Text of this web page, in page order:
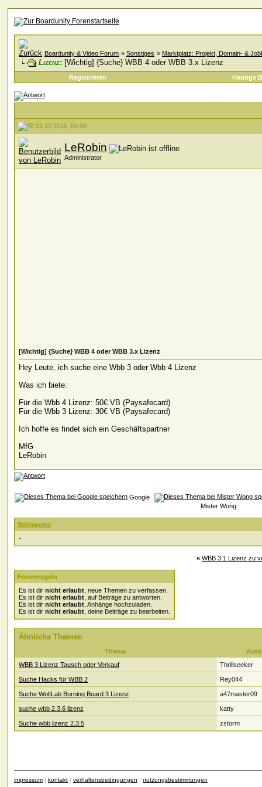
Boardunity & Video Forum » Sonstiges » Marktplatz: Projekt, Domain- &
Lizenz: [Wichtig] {Suche} WBB 4 oder WBB 3.x Lizenz
Registrieren Heutige
31.12.2015, 00:08
LeRobin
Administrator
[Wichtig] {Suche} WBB 4 oder WBB 3.x Lizenz
Hey Leute, ich suche eine Wbb 3 oder Wbb 4 Lizenz
Was ich biete:
Für die Wbb 4 Lizenz: 50€ VB (Paysafecard)
Für die Wbb 3 Lizenz: 30€ VB (Paysafecard)
Ich hoffe es findet sich ein Geschäftspartner
MfG
LeRobin
Google
Mister Wong
Stichworte
-
« WBB 3.1 Lizenz zu
Forumregeln
Es ist dir nicht erlaubt , neue Themen zu verfassen.
Es ist dir nicht erlaubt , auf Beiträge zu antworten.
Es ist dir nicht erlaubt , Anhänge hochzuladen.
Es ist dir nicht erlaubt , deine Beiträge zu bearbeiten.
Ähnliche Themen
Thema
WBB 3 Lizenz Tausch oder Verkauf
Thrillseeker
Suche Hacks für WBB 2 Rey044
Suche WoltLab Burning Board 3 Lizenz a47master09
suche wbb 2.3.6 lizenz katty
Suche wbb lizenz 2.3.5 zstorm
impressum | kontakt | verhaltensbedingungen | nutzungsbestimmungen